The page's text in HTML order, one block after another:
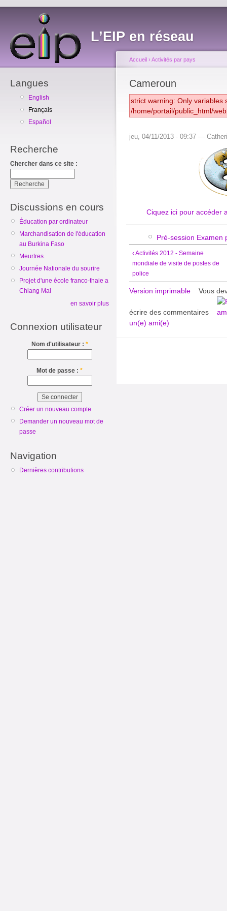
L’EIP en réseau
Langues
English
Français
Español
Recherche
Chercher dans ce site :
Discussions en cours
Éducation par ordinateur
Marchandisation de l'éducation
au Burkina Faso
Meurtres.
Journée Nationale du sourire
Projet d'une école franco-thaie a
Chiang Mai
en savoir plus
Connexion utilisateur
Nom d'utilisateur : *
Mot de passe : *
Créer un nouveau compte
Demander un nouveau mot de
passe
Navigation
Dernières contributions
Accueil › Activités par pays
Cameroun
strict warning: Only variables
/home/portail/public_html/
jeu, 04/11/2013 - 09:37 —
Ciquez ici pour accéder
Pré-session Examen
‹ Activités 2012 - Semaine
mondiale de visite de postes de
police
Version imprimable Vous
écrire des commentaires
un(e) ami(e)